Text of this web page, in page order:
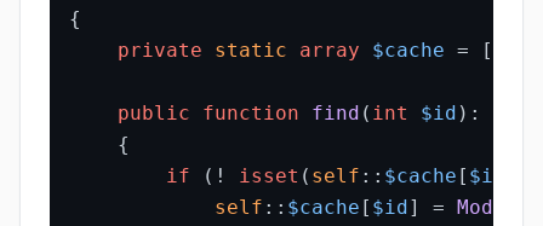
{
private
static array $cache = [];
public function find ( int $id ): ?
{
if (! isset ( self :: $cache [ $id
self :: $cache [ $id] = Model